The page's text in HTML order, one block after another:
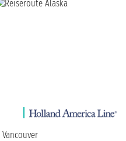
Vancouver